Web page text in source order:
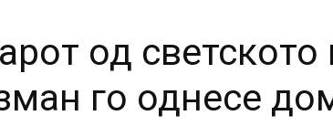
од светското
го однесе